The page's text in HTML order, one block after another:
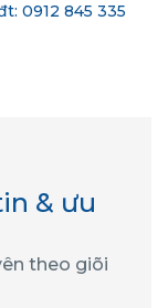
0912 845 335
& ưu
theo giõi